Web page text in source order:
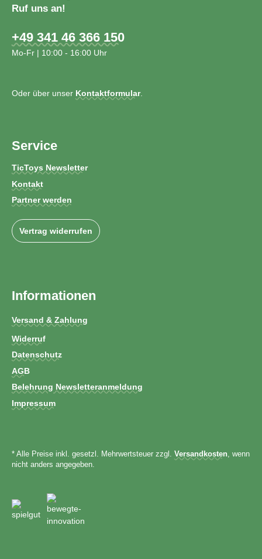
Ruf uns an!
+49 341 46 366 150
Mo-Fr | 10:00 - 16:00 Uhr
Oder über unser Kontaktformular.
Service
TicToys Newsletter
Kontakt
Partner werden
Vertrag widerrufen
Informationen
Versand & Zahlung
Widerruf
Datenschutz
AGB
Belehrung Newsletteranmeldung
Impressum
* Alle Preise inkl. gesetzl. Mehrwertsteuer zzgl. Versandkosten , wenn
nicht anders angegeben.